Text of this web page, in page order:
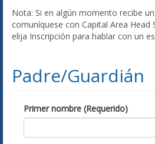
Nota: Si en algún momento recibe
comuníquese con Capital Area Head
elija Inscripción para hablar con un
Padre/Guardián
Primer nombre (Requerido)